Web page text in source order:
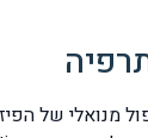
מנואלי של